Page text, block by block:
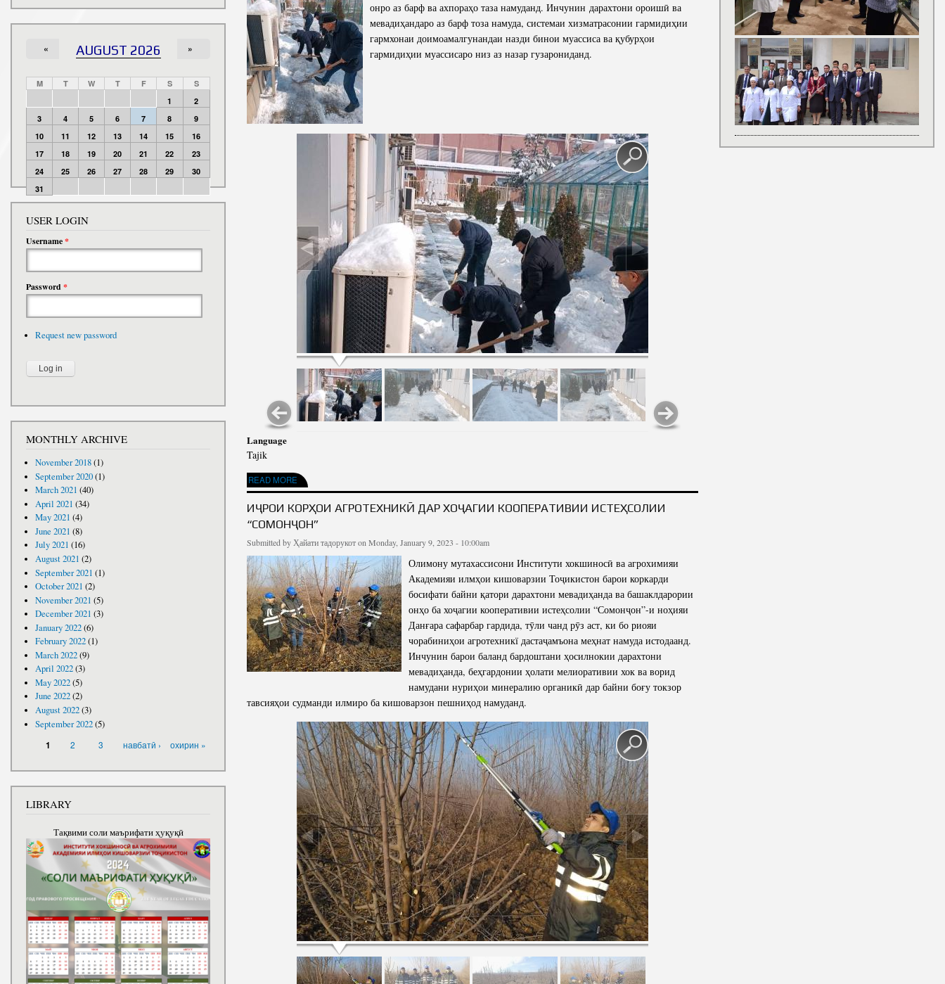
онро аз барф ва ахпораҳо таза намуданд. Инчунин дарахтони ороишӣ ва
мевадиҳандаро аз барф тоза намуда, системаи хизматрасонии гармидиҳии
гармхонаи доимоамалгунандаи назди бинои муассиса ва қубурҳои
гармидиҳии муассисаро низ аз назар гузарониданд.
Language
Tajik
READ MORE
ABOUT ТОЗАГИВУ ОБОДОНӢ МАРОМИ МОСТ.
ИҶРОИ КОРҲОИ АГРОТЕХНИКӢ ДАР ХОҶАГИИ КООПЕРАТИВИИ ИСТЕҲСОЛИИ
“СОМОНҶОН”
Submitted by Ҳайати тадорукотon Monday, January 9, 2023 - 10:00am
Олимону мутахассисони Институти хокшиносӣ ва агрохимияи
Академияи илмҳои кишоварзии Тоҷикистон барои коркарди
босифати байни қатори дарахтони мевадиҳанда ва башаклдарории
онҳо ба хоҷагии кооперативии истеҳсолии “Сомонҷон”-и ноҳияи
Данғара сафарбар гардида, тӯли чанд рӯз аст, ки бо риояи
чорабиниҳои агротехникї дастаҷамъона меҳнат намуда истодаанд.
Инчунин барои баланд бардоштани ҳосилнокии дарахтони
мевадиҳанда, беҳгардонии ҳолати мелиоративии хок ва ворид
намудани нуриҳои минералию органикӣ дар байни боғу токзор
тавсияҳои судманди илмиро ба кишоварзон пешниҳод намуданд.
AUGUST 2026
« »
M T W T F S
S
1
2
3
4 5 6 7 8
9
10
11 12 13 14 15
16
17
18 19 20 21 22
23
24
25 26 27 28 29
30
31
USER LOGIN
Username*
Password*
Request new password
MONTHLY ARCHIVE
November 2018(1)
September 2020(1)
March 2021 (40)
April 2021 (34)
May 2021 (4)
June 2021 (8)
July 2021 (16)
August 2021 (2)
September 2021 (1)
October 2021 (2)
November 2021 (5)
December 2021 (3)
January 2022(6)
February 2022(1)
March 2022(9)
April 2022(3)
May 2022(5)
June 2022(2)
August 2022(3)
September 2022(5)
1 2 3 навбатӣ › охирин »
LIBRARY
Тақвими соли маърифати ҳуқуқӣ